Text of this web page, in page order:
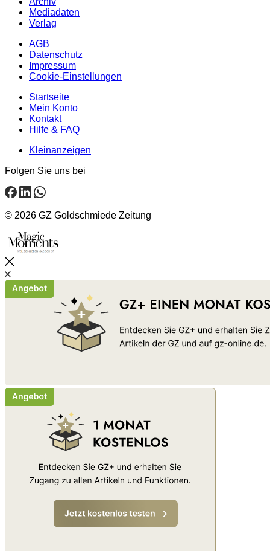
Mediadaten
Verlag
AGB
Datenschutz
Impressum
Cookie-Einstellungen
Startseite
Mein Konto
Kontakt
Hilfe & FAQ
Kleinanzeigen
Folgen Sie uns bei
© 2026 GZ Goldschmiede Zeitung
Schließen